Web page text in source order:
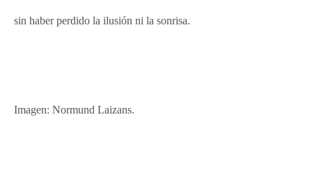
sin haber perdido la ilusión ni la sonrisa.
Imagen: Normund Laizans.